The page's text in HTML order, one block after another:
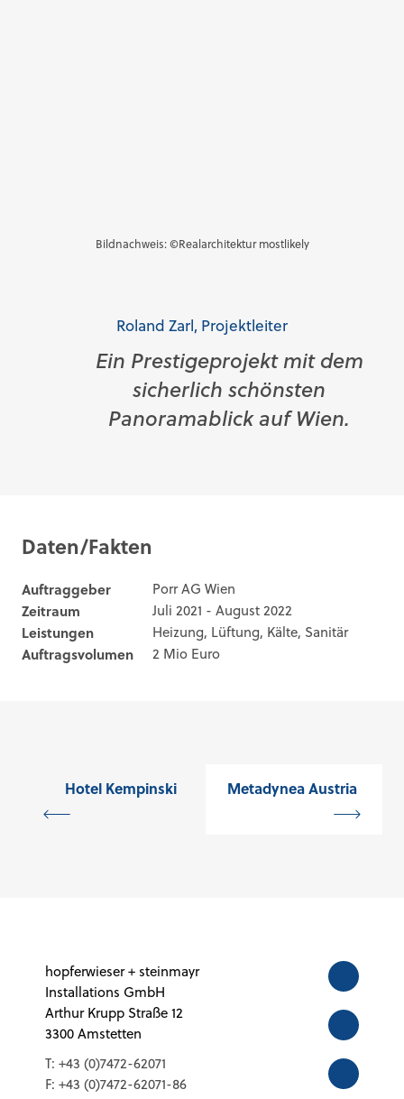
Bildnachweis: ©Realarchitektur mostlikely
Roland Zarl, Projektleiter
Ein Prestigeprojekt mit dem
sicherlich schönsten
Panoramablick auf Wien.
Daten/Fakten
Auftraggeber Porr AG Wien
Zeitraum Juli 2021 - August 2022
Leistungen Heizung, Lüftung, Kälte, Sanitär
Auftragsvolumen 2 Mio Euro
Hotel Kempinski Metadynea Austria
hopferwieser + steinmayr
Installations GmbH
Arthur Krupp Straße 12
3300 Amstetten
T: +43 (0)7472-62071
F: +43 (0)7472-62071-86